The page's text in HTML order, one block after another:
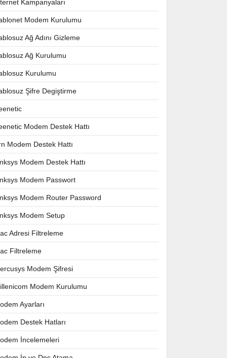
Kampanyaları
Modem Kurulumu
Ağ Adını Gizleme
Ağ Kurulumu
Kurulumu
Şifre Degiştirme
Modem Destek Hattı
Modem Destek Hattı
Modem Destek Hattı
Modem Passwort
Modem Router Password
Modem Setup
Adresi Filtreleme
Filtreleme
Modem Şifresi
Modem Kurulumu
Ayarları
Destek Hatları
İncelemeleri